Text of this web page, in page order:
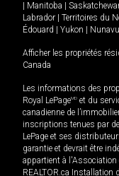
Manitoba
Labrador
Territoires du
Édouard
Yukon
Afficher les propriétés
Canada
Les informations des
Royal LePageMD et du
canadienne de
inscriptions tenues par
LePage et ses
garantie et devrait être
appartient à l'Association
REALTOR.ca Installation